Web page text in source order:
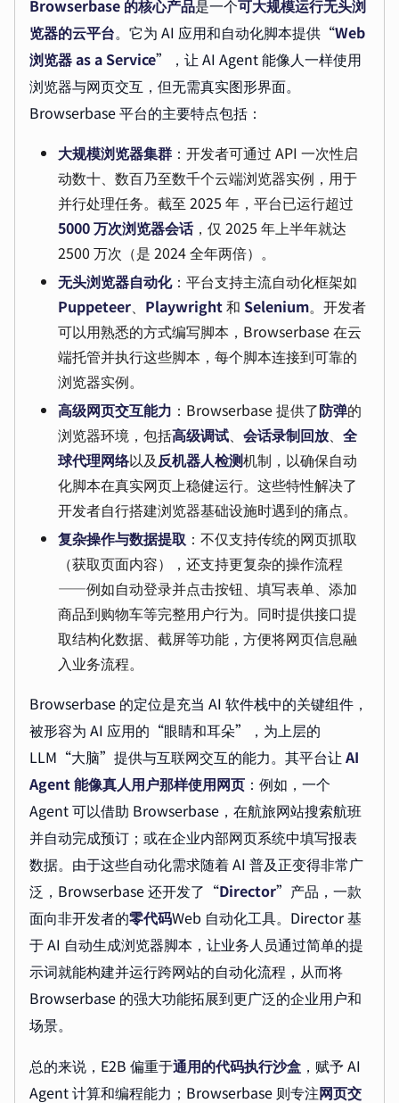
Browserbase 的核心产品是一个可大规模运行无头浏
览器的云平台。它为 AI 应用和自动化脚本提供“Web
浏览器 as a Service”，让 AI Agent 能像人一样使用
浏览器与网页交互，但无需真实图形界面。
Browserbase 平台的主要特点包括：
大规模浏览器集群 ：开发者可通过 API 一次性启
动数十、数百乃至数千个云端浏览器实例，用于
并行处理任务。截至 2025 年，平台已运行超过
5000 万次浏览器会话，仅 2025 年上半年就达
2500 万次（是 2024 全年两倍）。
无头浏览器自动化：平台支持主流自动化框架如
Puppeteer
Playwright和 Selenium。开发者
可以用熟悉的方式编写脚本，Browserbase 在云
端托管并执行这些脚本，每个脚本连接到可靠的
浏览器实例。
高级网页交互能力 ：Browserbase 提供了防弹的
浏览器环境，包括高级调试 会话录制回放
全
球代理网络以及 反机器人检测机制，以确保自动
化脚本在真实网页上稳健运行。这些特性解决了
开发者自行搭建浏览器基础设施时遇到的痛点。
复杂操作与数据提取 ：不仅支持传统的网页抓取
（获取页面内容），还支持更复杂的操作流程
——例如自动登录并点击按钮、填写表单、添加
商品到购物车等完整用户行为。同时提供接口提
取结构化数据、截屏等功能，方便将网页信息融
入业务流程。
Browserbase 的定位是充当 AI 软件栈中的关键组件，
被形容为 AI 应用的“眼睛和耳朵”，为上层的
LLM“大脑”提供与互联网交互的能力。其平台让 AI
Agent 能像真人用户那样使用网页 ：例如，一个
Agent 可以借助 Browserbase，在航旅网站搜索航班
并自动完成预订；或在企业内部网页系统中填写报表
数据。由于这些自动化需求随着 AI 普及正变得非常广
泛，Browserbase 还开发了“Director”产品，一款
面向非开发者的零代码Web 自动化工具。Director 基
于 AI 自动生成浏览器脚本，让业务人员通过简单的提
示词就能构建并运行跨网站的自动化流程，从而将
Browserbase 的强大功能拓展到更广泛的企业用户和
场景。
总的来说，E2B 偏重于通用的代码执行沙盒 ，赋予 AI
Agent 计算和编程能力；Browserbase 则专注网页交